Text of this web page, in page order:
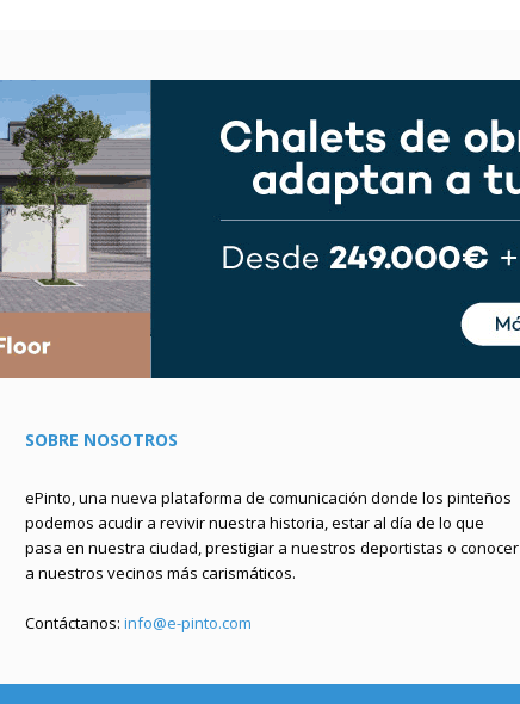
SOBRE NOSOTROS
ePinto, una nueva plataforma de comunicación donde los pinteños
podemos acudir a revivir nuestra historia, estar al día de lo que
pasa en nuestra ciudad, prestigiar a nuestros deportistas o conocer
a nuestros vecinos más carismáticos.
Contáctanos: info@e-pinto.com